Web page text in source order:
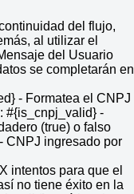
del flujo,
al utilizar el
del Usuario
se completarán en
- Formatea el CNPJ
#{is_cnpj_valid} -
(true) o falso
CNPJ ingresado por
intentos para que el
no tiene éxito en la